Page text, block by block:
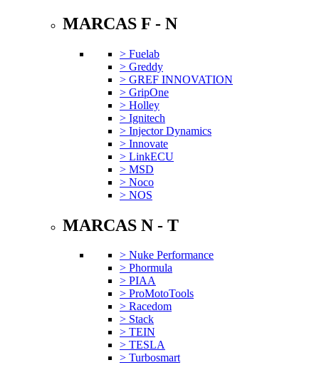
MARCAS F - N
> Fuelab
> Greddy
> GREF INNOVATION
> GripOne
> Holley
> Ignitech
> Injector Dynamics
> Innovate
> LinkECU
> MSD
> Noco
> NOS
MARCAS N - T
> Nuke Performance
> Phormula
> PIAA
> ProMotoTools
> Racedom
> Stack
> TEIN
> TESLA
> Turbosmart